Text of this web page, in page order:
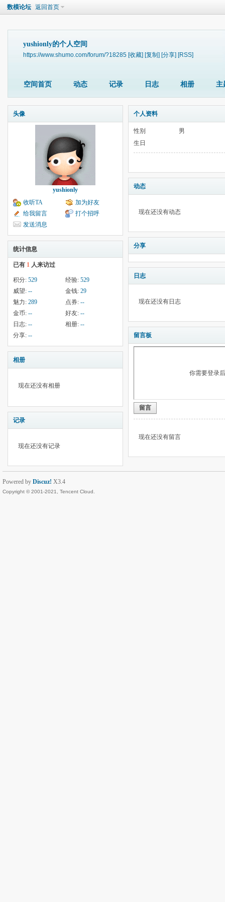
数模论坛 返回首页
yushionly的个人空间
https://www.shumo.com/forum/?18285 [收藏] [复制] [分享] [RSS]
空间首页 动态 记录 日志 相册 主
头像
yushionly
收听TA
加为好友
给我留言
打个招呼
发送消息
统计信息
已有 1 人来访过
积分: 529 经验: 529
威望: -- 金钱: 29
魅力: 289 点券: --
金币: -- 好友: --
日志: -- 相册: --
分享: --
相册
现在还没有相册
记录
现在还没有记录
个人资料
性别
男
生日
动态
现在还没有动态
分享
日志
现在还没有日志
留言板
你需要登录
留言
现在还没有留言
Powered by Discuz! X3.4
Copyright © 2001-2021, Tencent Cloud.